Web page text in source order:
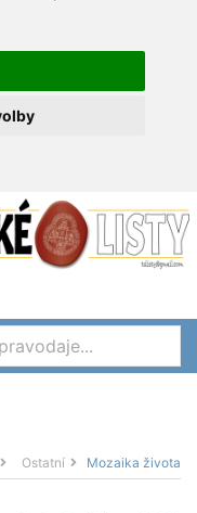
Ostatní Mozaika života